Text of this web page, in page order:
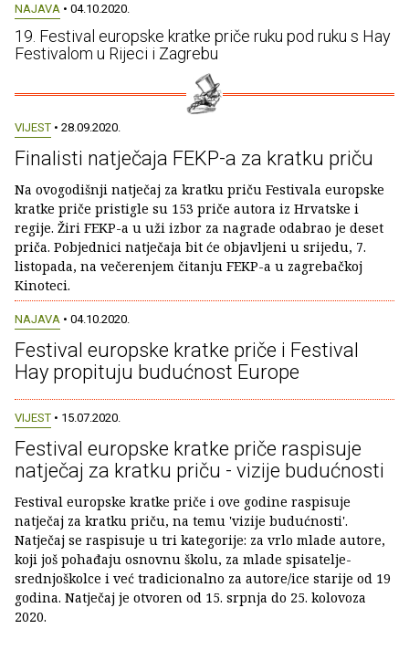
NAJAVA • 04.10.2020.
19. Festival europske kratke priče ruku pod ruku s Hay
Festivalom u Rijeci i Zagrebu
VIJEST • 28.09.2020.
Finalisti natječaja FEKP-a za kratku priču
Na ovogodišnji natječaj za kratku priču Festivala europske
kratke priče pristigle su 153 priče autora iz Hrvatske i
regije. Žiri FEKP-a u uži izbor za nagrade odabrao je deset
priča. Pobjednici natječaja bit će objavljeni u srijedu, 7.
listopada, na večerenjem čitanju FEKP-a u zagrebačkoj
Kinoteci.
NAJAVA • 04.10.2020.
Festival europske kratke priče i Festival
Hay propituju budućnost Europe
VIJEST • 15.07.2020.
Festival europske kratke priče raspisuje
natječaj za kratku priču - vizije budućnosti
Festival europske kratke priče i ove godine raspisuje
natječaj za kratku priču, na temu 'vizije budućnosti'.
Natječaj se raspisuje u tri kategorije: za vrlo mlade autore,
koji još pohađaju osnovnu školu, za mlade spisatelje-
srednjoškolce i već tradicionalno za autore/ice starije od 19
godina. Natječaj je otvoren od 15. srpnja do 25. kolovoza
2020.